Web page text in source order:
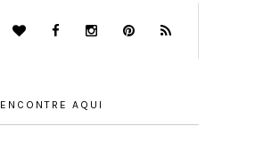
ENCONTRE AQUI